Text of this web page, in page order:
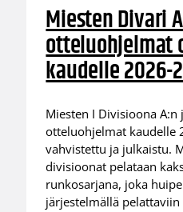
Miesten Divari
otteluohjelmat
kaudelle 2026-
Miesten I Divisioona A:n
otteluohjelmat kaudelle
vahvistettu ja julkaistu.
divisioonat pelataan
runkosarjana, joka
järjestelmällä